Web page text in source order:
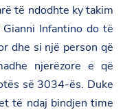
të ndodhte ky takim
Infantino do të
dhe si një person që
njerëzore e që
së 3034-ës. Duke
të ndaj bindjen time